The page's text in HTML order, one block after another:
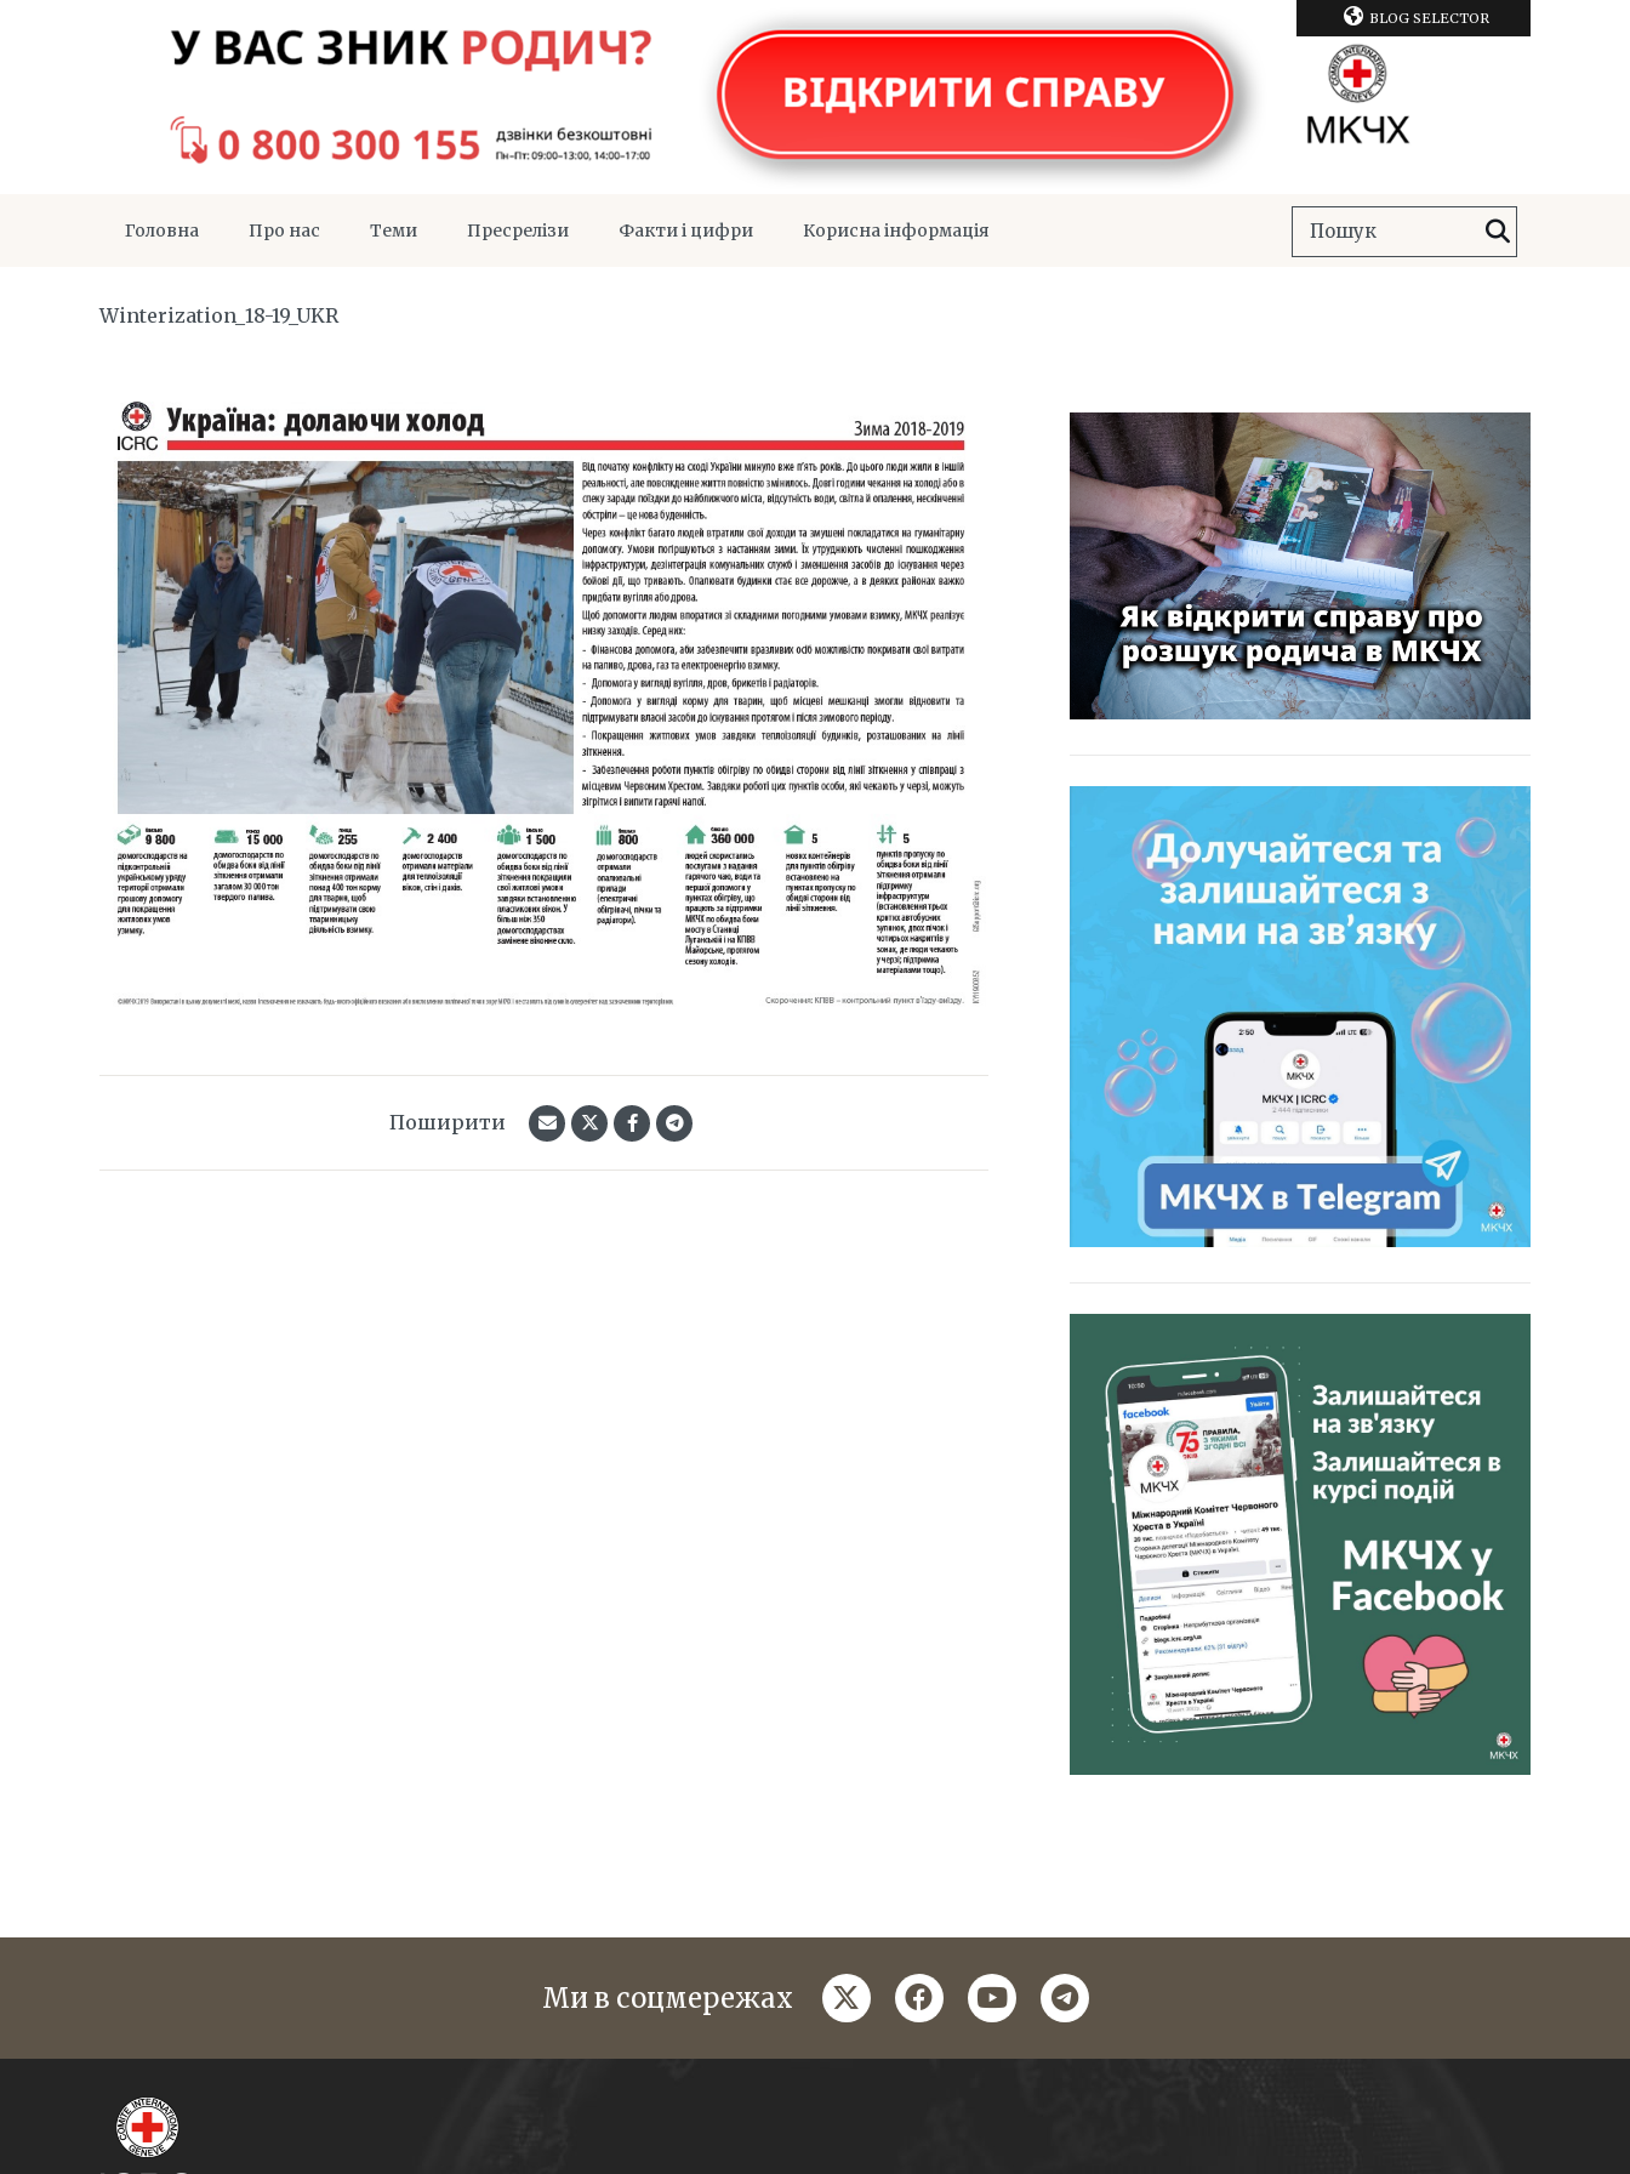
BLOG SELECTOR
Головна Про нас Теми Пресрелізи Факти і цифри Корисна інформація
Winterization_18-19_UKR
Поширити
Ми в соцмережах twitterfacebookyoutubetelegram